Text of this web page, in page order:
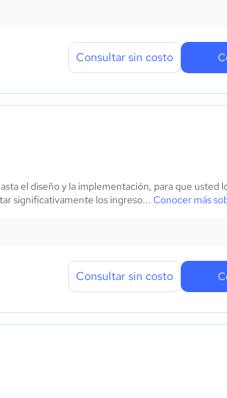
Consultar sin costo
el diseño y la implementación, para que usted
significativamente los ingreso... Conocer más
Consultar sin costo